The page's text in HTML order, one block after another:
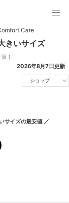
Care
きいサイズ
！
2026年8月7日更新
ショップ
サイズの最安値 ／